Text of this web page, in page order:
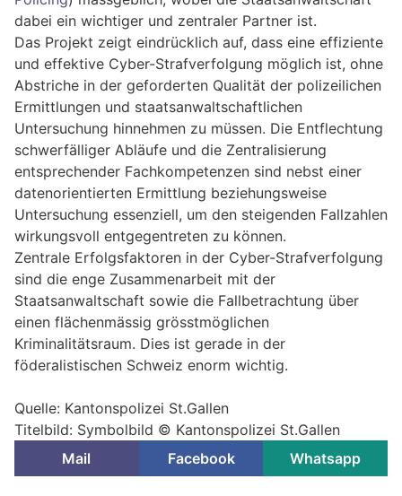
dabei ein wichtiger und zentraler Partner ist.
Das Projekt zeigt eindrücklich auf, dass eine effiziente
und effektive Cyber-Strafverfolgung möglich ist, ohne
Abstriche in der geforderten Qualität der polizeilichen
Ermittlungen und staatsanwaltschaftlichen
Untersuchung hinnehmen zu müssen. Die Entflechtung
schwerfälliger Abläufe und die Zentralisierung
entsprechender Fachkompetenzen sind nebst einer
datenorientierten Ermittlung beziehungsweise
Untersuchung essenziell, um den steigenden Fallzahlen
wirkungsvoll entgegentreten zu können.
Zentrale Erfolgsfaktoren in der Cyber-Strafverfolgung
sind die enge Zusammenarbeit mit der
Staatsanwaltschaft sowie die Fallbetrachtung über
einen flächenmässig grösstmöglichen
Kriminalitätsraum. Dies ist gerade in der
föderalistischen Schweiz enorm wichtig.
Quelle: Kantonspolizei St.Gallen
Titelbild: Symbolbild © Kantonspolizei St.Gallen
Mail
Facebook Whatsapp